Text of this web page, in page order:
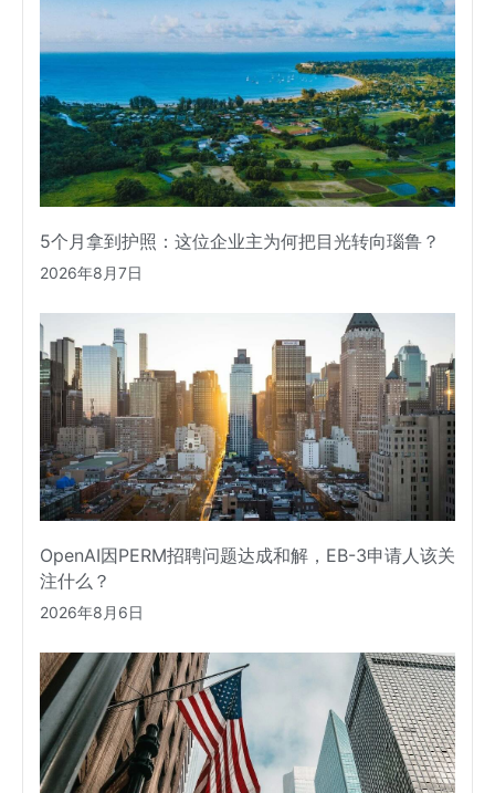
5个月拿到护照：这位企业主为何把目光转向瑙鲁？
2026年8月7日
OpenAI因PERM招聘问题达成和解，EB-3申请人该关
注什么？
2026年8月6日